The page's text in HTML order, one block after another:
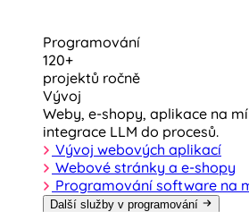
Programování
120+
projektů ročně
Vývoj
Weby, e-shopy, aplikace na
integrace LLM do procesů.
Vývoj webových aplikací
Webové stránky a e-shopy
Programování software na
Další služby v programování